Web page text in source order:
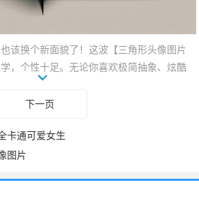
该换个新面貌了！这波【三角形头像图片
，个性十足。无论你喜欢极简抽象、炫酷
都能在这里找到专属你的那一枚。告别平
形，定义你的线上形象，瞬间抓住眼球！
下一页
卡通可爱女生
图片